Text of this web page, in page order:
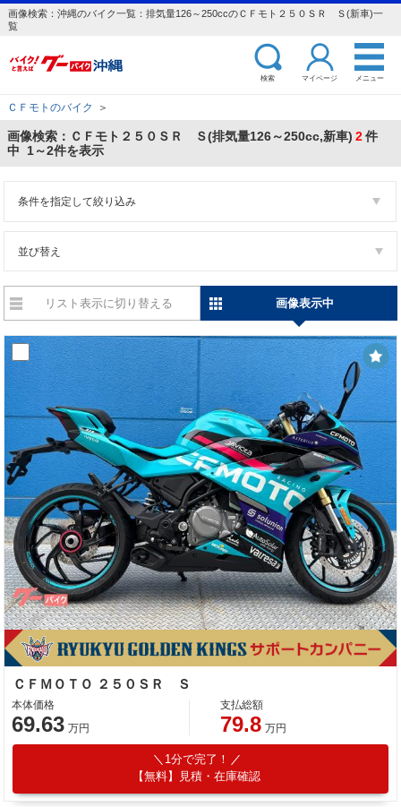
画像検索：沖縄のバイク一覧：排気量126～250ccのＣＦモト２５０ＳＲ Ｓ(新車)一
覧
検索 マイページ メニュー
ＣＦモトのバイク ＞
画像検索：ＣＦモト２５０ＳＲ Ｓ(排気量126～250cc,新車) 2件
中 1～2件を表示
条件を指定して絞り込み
並び替え
リスト表示に切り替える 画像表示中
ＣＦＭＯＴＯ ２５０ＳＲ Ｓ
本体価格
69.63 万円
支払総額
79.8 万円
1分で完了！
【無料】見積・在庫確認